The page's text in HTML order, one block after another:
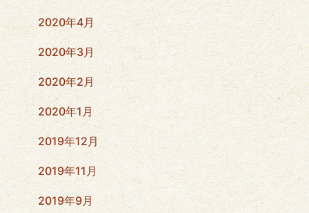
2020年4月
2020年3月
2020年2月
2020年1月
2019年12月
2019年11月
2019年9月